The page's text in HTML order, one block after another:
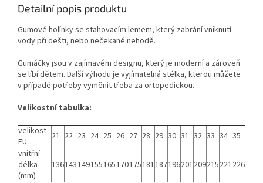
Detailní popis produktu
Gumové holínky se stahovacím lemem, který zabrání vniknutí
vody při dešti, nebo nečekané nehodě.
Gumáčky jsou v zajímavém designu, který je moderní a zároveň
se líbí dětem. Další výhodu je vyjímatelná stélka, kterou můžete
v případé potřeby vyměnit třeba za ortopedickou.
Velikostní tabulka:
velikost
EU
21 22 23 24 25 26 27 28 29 30 31 32 33 34 35
vnitřní
délka
(mm)
136143149155165170175181187196201209215221226